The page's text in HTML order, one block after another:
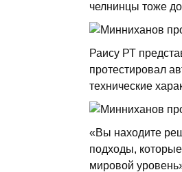
челнинцы тоже
Раису РТ
протестировал
технические
«Вы находите
подходы,
мировой